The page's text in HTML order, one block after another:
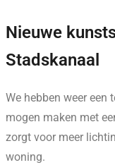
Nieuwe
Stadskanaal
We hebben weer een
mogen maken met
zorgt voor meer
woning.